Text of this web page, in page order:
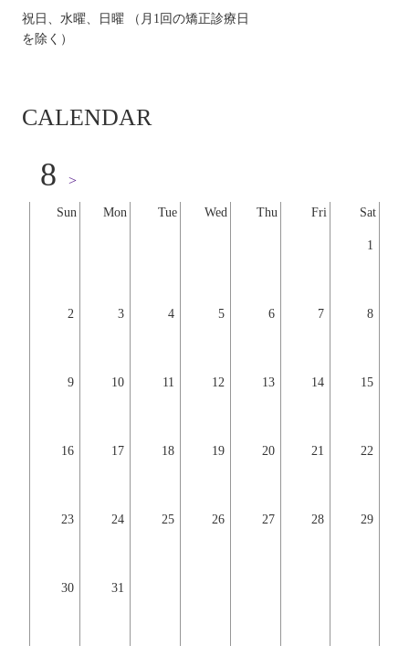
祝日、水曜、日曜 （月1回の矯正診療日
を除く）
CALENDAR
Sun Mon Tue Wed Thu Fri Sat
1
2 3 4 5 6 7 8
9 10 11 12 13 14 15
16 17 18 19 20 21 22
23 24 25 26 27 28 29
30 31
8 >